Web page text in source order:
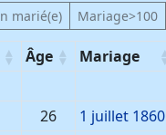
marié(e) Mariage>100
Âge Mariage
26 1 juillet 1860